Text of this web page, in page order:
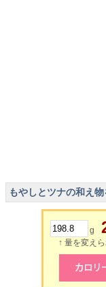
もやしとツナの和え
g
↑ 量を変えら